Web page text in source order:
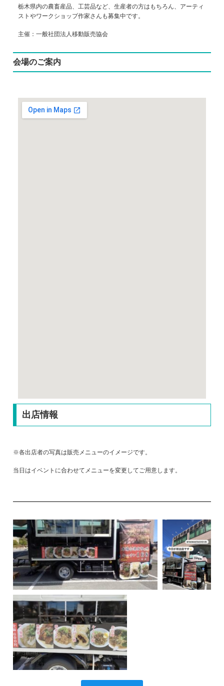
栃木県内の農畜産品、工芸品など、生産者の方はもちろん、アーティ
ストやワークショップ作家さんも募集中です。
主催：一般社団法人移動販売協会
会場のご案内
出店情報
※各出店者の写真は販売メニューのイメージです。
当日はイベントに合わせてメニューを変更してご用意します。